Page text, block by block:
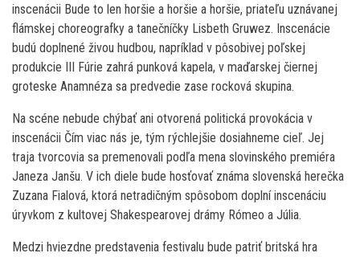
inscenácii Bude to len horšie a horšie a horšie, priateľu uznávanej
flámskej choreografky a tanečníčky Lisbeth Gruwez. Inscenácie
budú doplnené živou hudbou, napríklad v pôsobivej poľskej
produkcie III Fúrie zahrá punková kapela, v maďarskej čiernej
groteske Anamnéza sa predvedie zase rocková skupina.
Na scéne nebude chýbať ani otvorená politická provokácia v
inscenácii Čím viac nás je, tým rýchlejšie dosiahneme cieľ. Jej
traja tvorcovia sa premenovali podľa mena slovinského premiéra
Janeza Janšu. V ich diele bude hosťovať známa slovenská herečka
Zuzana Fialová, ktorá netradičným spôsobom doplní inscenáciu
úryvkom z kultovej Shakespearovej drámy Rómeo a Júlia.
Medzi hviezdne predstavenia festivalu bude patriť britská hra